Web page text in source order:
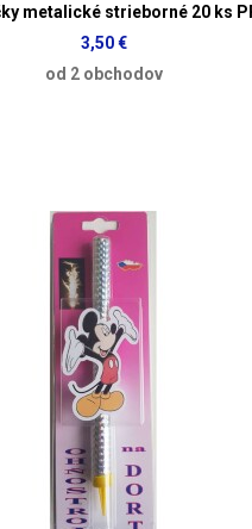
metalické strieborné 20 ks
3,50 €
od 2 obchodov